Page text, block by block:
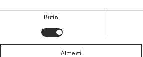
Būtini
Atmesti